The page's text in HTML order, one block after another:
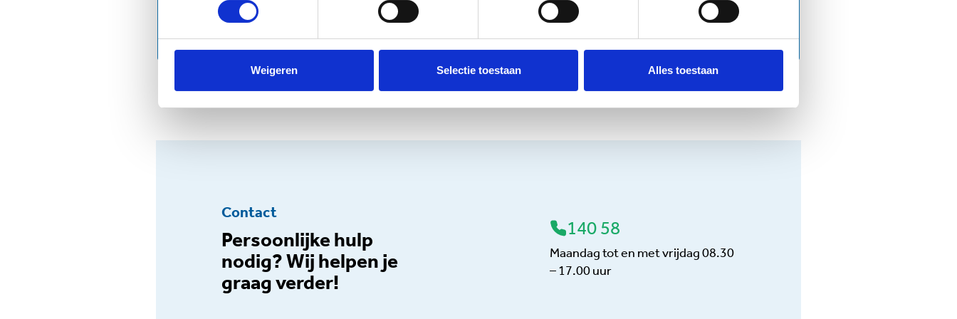
Weigeren Selectie toestaan Alles toestaan
Van wie is Geldhulp.nl?
Geldhulp.nl is een initiatief van de gemeente Leeuwarden en wordt uitgevoerd in nauwe samenwerking met
Amaryllis, Humanitas, Buurtservicepunt en Schuldhulpmaatje. Deze website maakt onderdeel uit van de
geldhulpcampagne die inwoners helpt om duidelijk en overzichtelijk te zien waar zij terechtkunnen voor financiële
ondersteuning. Aanleiding is dat veel inwoners door het ruime aanbod aan geldregelingen ‘door de bomen het bos
Contact
Persoonlijke hulp
nodig? Wij helpen je
graag verder!
140 58
Maandag tot en met vrijdag08.30
– 17.00 uur